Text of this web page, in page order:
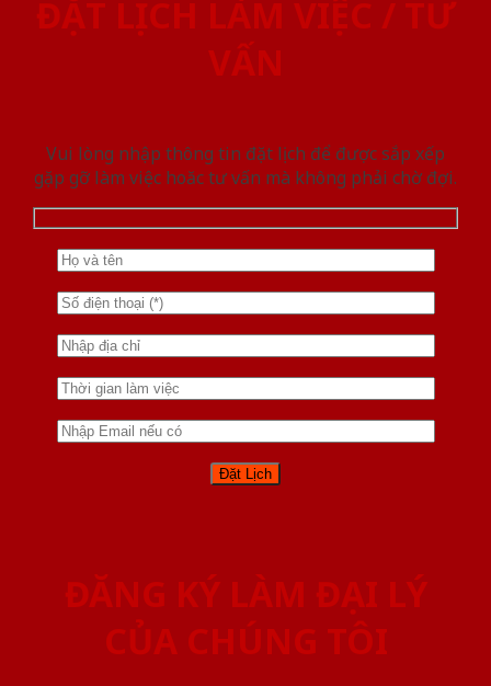
ĐẶT LỊCH LÀM VIỆC / TƯ
VẤN
Vui lòng nhập thông tin đặt lịch để được sắp xếp
gặp gỡ làm việc hoăc tư vấn mà không phải chờ đợi.
ĐĂNG KÝ LÀM ĐẠI LÝ
CỦA CHÚNG TÔI